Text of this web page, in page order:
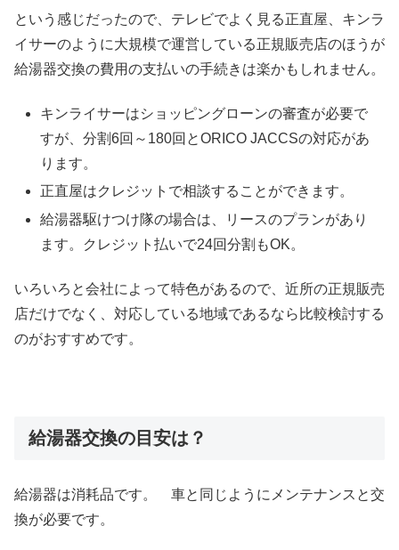
という感じだったので、テレビでよく見る正直屋、キンラ
イサーのように大規模で運営している正規販売店のほうが
給湯器交換の費用の支払いの手続きは楽かもしれません。
キンライサーはショッピングローンの審査が必要で
すが、分割6回～180回とORICO JACCSの対応があ
ります。
正直屋はクレジットで相談することができます。
給湯器駆けつけ隊の場合は、リースのプランがあり
ます。クレジット払いで24回分割もOK。
いろいろと会社によって特色があるので、近所の正規販売
店だけでなく、対応している地域であるなら比較検討する
のがおすすめです。
給湯器交換の目安は？
給湯器は消耗品です。 車と同じようにメンテナンスと交
換が必要です。